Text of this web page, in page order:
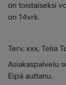
on toistaiseksi
on 14vrk.
Terv. xxx, Telia
Asiakaspalvelu
Eipä auttanu.